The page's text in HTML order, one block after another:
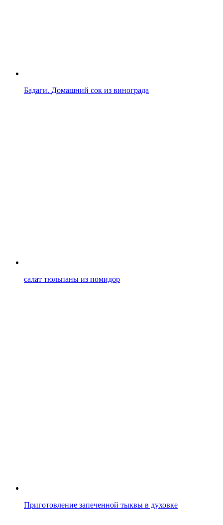
Бадаги. Домашний сок из винограда
салат тюльпаны из помидор
Приготовление запеченной тыквы в духовке